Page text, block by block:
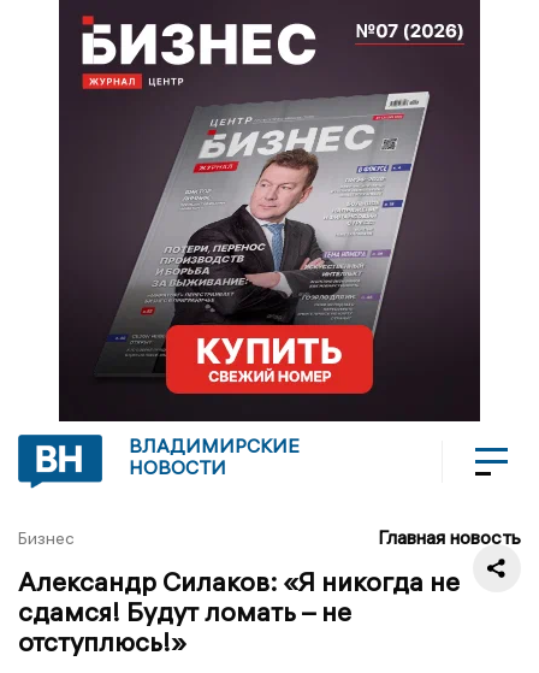
ВЛАДИМИРСКИЕ
НОВОСТИ
Бизнес Главная новость
Александр Силаков: «Я никогда не
сдамся! Будут ломать – не
отступлюсь!»